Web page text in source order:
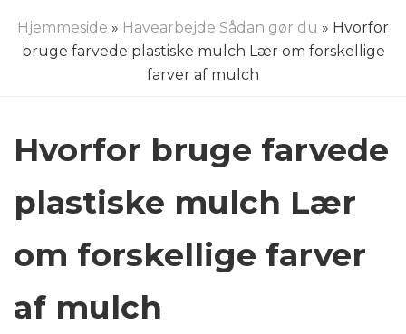
Hjemmeside » Havearbejde Sådan gør du » Hvorfor
bruge farvede plastiske mulch Lær om forskellige
farver af mulch
Hvorfor bruge farvede
plastiske mulch Lær
om forskellige farver
af mulch